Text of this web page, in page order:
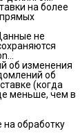
на более
не
об изменения
об
(когда
меньше, чем в
обработку